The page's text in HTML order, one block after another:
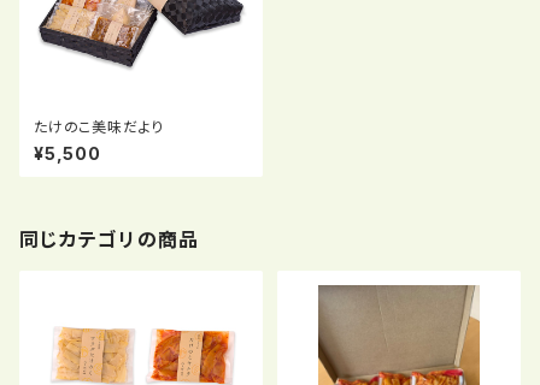
たけのこ美味だより
¥5,500
同じカテゴリの商品